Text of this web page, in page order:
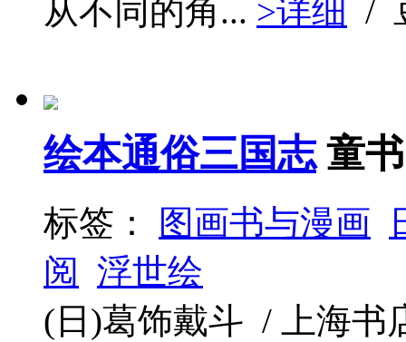
从不同的角... >详细 /
绘本通俗三国志 童
标签： 图画书与漫画
阅 浮世绘
(日)葛饰戴斗 / 上海书